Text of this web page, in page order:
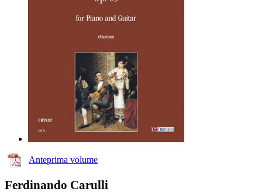
Anteprima volume
Ferdinando Carulli